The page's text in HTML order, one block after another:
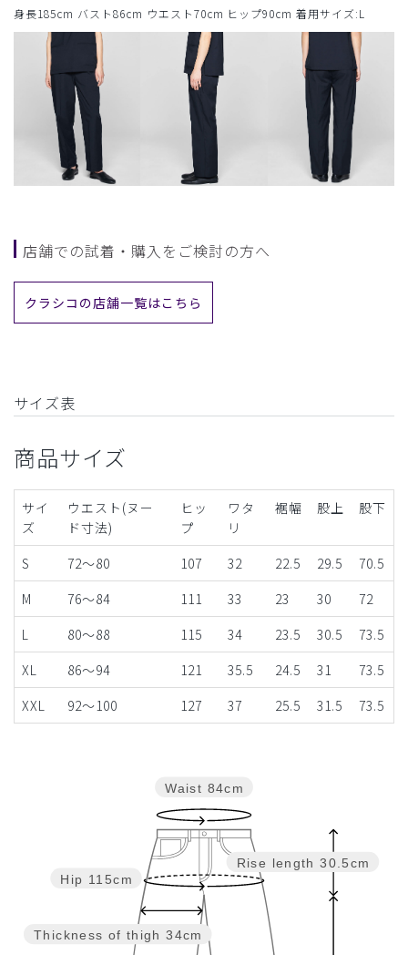
身長185cm バスト86cm ウエスト70cm ヒップ90cm 着用サイズ:L
店舗での試着・購入をご検討の方へ
クラシコの店舗一覧はこちら
サイズ表
商品サイズ
サイ
ズ
ウエスト(ヌー
ド寸法)
ヒッ
プ
ワタ
リ
裾幅 股上 股下
S 72～80 107 32 22.5 29.5
70.5
M
76〜84 111 33 23 30
72
L
80～88 115 34 23.5 30.5
73.5
XL
86～94 121 35.5 24.5 31
73.5
XXL
92～100 127 37 25.5 31.5 73.5
Rise length 30.5cm
Thickness of thigh 34cm
Hip 115cm
Waist 84cm